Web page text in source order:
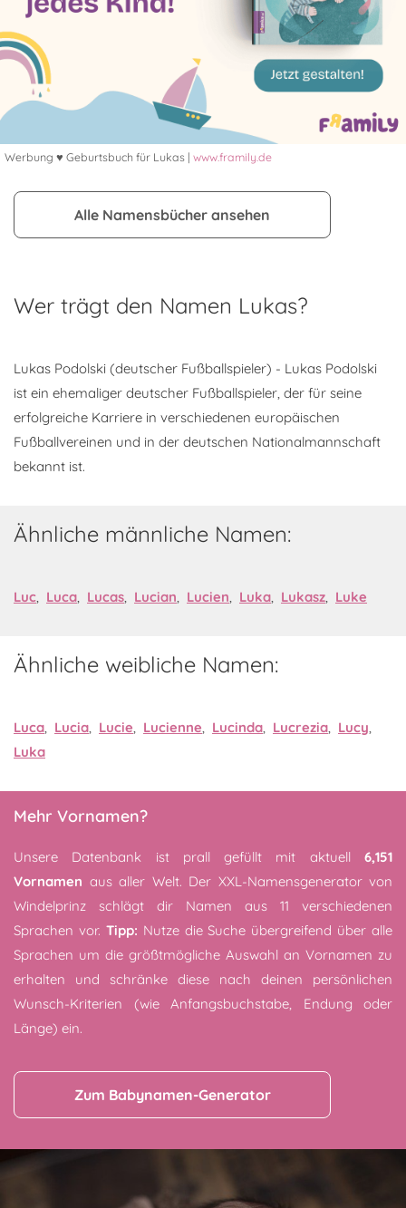
Werbung ♥ Geburtsbuch für Lukas | www.framily.de
Alle Namensbücher ansehen
Wer trägt den Namen Lukas?
Lukas Podolski (deutscher Fußballspieler) - Lukas Podolski
ist ein ehemaliger deutscher Fußballspieler, der für seine
erfolgreiche Karriere in verschiedenen europäischen
Fußballvereinen und in der deutschen Nationalmannschaft
bekannt ist.
Ähnliche männliche Namen:
Luc, Luca, Lucas, Lucian, Lucien, Luka, Lukasz, Luke
Ähnliche weibliche Namen:
Luca, Lucia, Lucie, Lucienne, Lucinda, Lucrezia, Lucy,
Luka
Mehr Vornamen?
Unsere Datenbank ist prall gefüllt mit aktuell 6,151
Vornamen aus aller Welt. Der XXL-Namensgenerator von
Windelprinz schlägt dir Namen aus 11 verschiedenen
Sprachen vor. Tipp: Nutze die Suche übergreifend über alle
Sprachen um die größtmögliche Auswahl an Vornamen zu
erhalten und schränke diese nach deinen persönlichen
Wunsch-Kriterien (wie Anfangsbuchstabe, Endung oder
Länge) ein.
Zum Babynamen-Generator